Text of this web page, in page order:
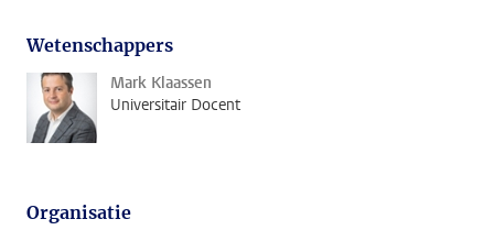
Wetenschappers
Mark Klaassen
Universitair Docent
Organisatie